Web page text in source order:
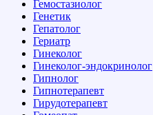
Гемостазиолог
Генетик
Гепатолог
Гериатр
Гинеколог
Гинеколог-эндокринолог
Гипнолог
Гипнотерапевт
Гирудотерапевт